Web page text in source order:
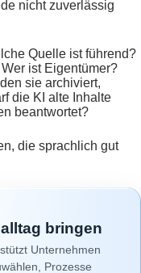
nicht zuverlässig
Quelle ist führend?
ist Eigentümer?
sie archiviert,
die KI alte Inhalte
beantwortet?
die sprachlich gut
bringen
Unternehmen
Prozesse